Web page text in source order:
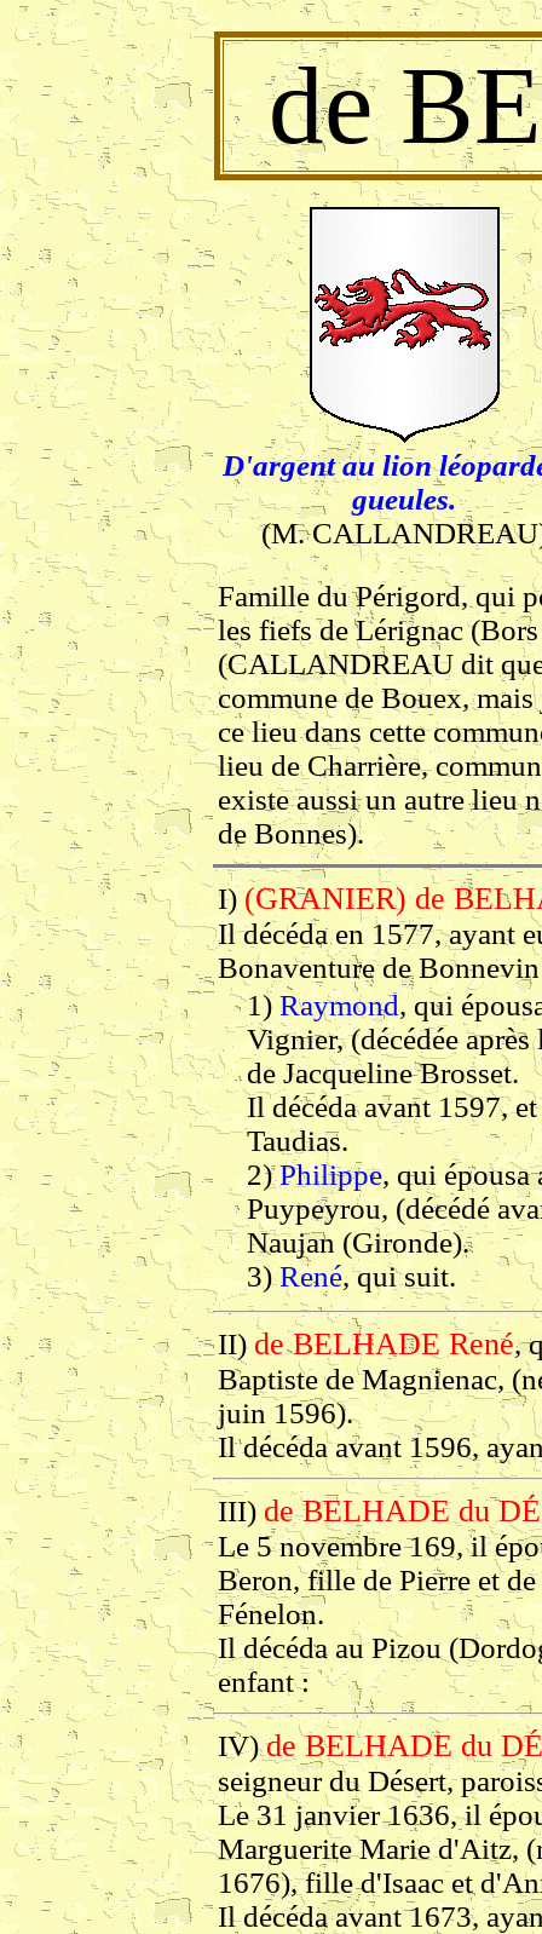
de
D'argent au lion
gueules.
(M.
Famille du Périgord, qui
les fiefs de Lérignac
(CALLANDREAU dit
commune de Bouex,
ce lieu dans cette
lieu de Charrière,
existe aussi un autre lieu
de Bonnes).
I) (GRANIER) de
Il décéda en 1577, ayant
Bonaventure de
1) Raymond, qui
Vignier, (décédée
de Jacqueline Brosset.
Il décéda avant 1597,
Taudias.
2)Philippe, qui épousa
Puypeyrou, (décédé
Naujan (Gironde).
3)René, qui suit.
II)de BELHADE René,
Baptiste de Magnienac,
juin 1596).
Il décéda avant 1596,
III) de BELHADE du
Le 5 novembre 169, il
Beron, fille de Pierre et
Fénelon.
Il décéda au Pizou
enfant :
IV)de BELHADE du
seigneur du Désert,
Le 31 janvier 1636, il
Marguerite Marie d'Aitz,
1676), fille d'Isaac et
Il décéda avant 1673,